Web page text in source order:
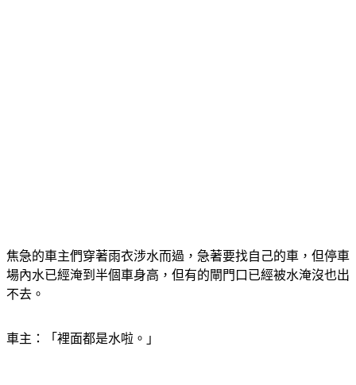
焦急的車主們穿著雨衣涉水而過，急著要找自己的車，但停車
場內水已經淹到半個車身高，但有的閘門口已經被水淹沒也出
不去。
車主：「裡面都是水啦。」